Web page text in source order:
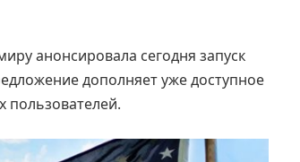
анонсировала сегодня запуск
дополняет уже доступное